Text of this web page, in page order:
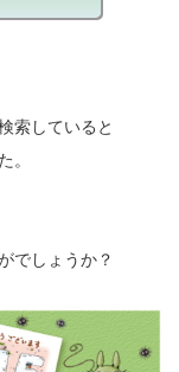
索していると
。
でしょうか？